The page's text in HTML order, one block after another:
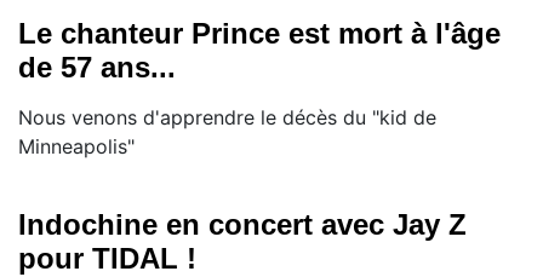
Le chanteur Prince est mort à l'âge
de 57 ans...
Nous venons d'apprendre le décès du "kid de
Minneapolis"
Indochine en concert avec Jay Z
pour TIDAL !